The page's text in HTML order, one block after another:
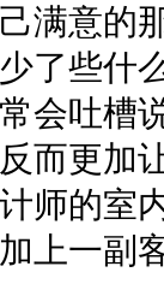
满意的
了些什
会吐槽
而更加
师的室
上一副